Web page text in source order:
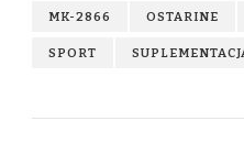
MK-2866 OSTARINE
SPORT